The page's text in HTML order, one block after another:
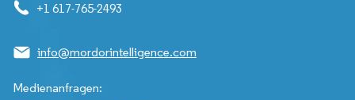
+1 617-765-2493
info@mordorintelligence.com
Medienanfragen: